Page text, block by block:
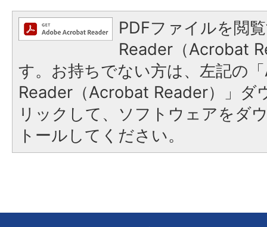
PDFファイルを閲
Reader（Acrobat
す。お持ちでない方は、左記の
Reader（Acrobat Reader）」ダ
リックして、ソフトウェアをダ
トールしてください。